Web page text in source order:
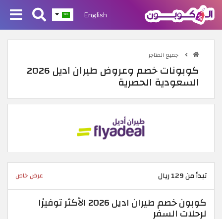
English
جميع المتاجر
كوبونات خصم وعروض طيران اديل 2026
السعودية الحصرية
تبدأ من 129 ريال عرض خاص
كوبون خصم طيران اديل 2026 الأكثر توفيرًا
لرحلات السفر